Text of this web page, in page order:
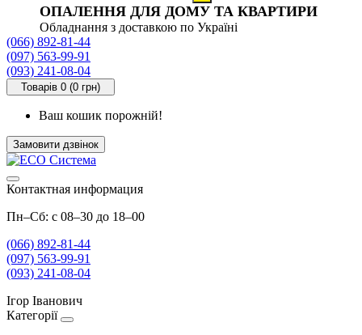
ОПАЛЕННЯ ДЛЯ ДОМУ ТА КВАРТИРИ
Обладнання з доставкою по Україні
(066) 892-81-44
(097) 563-99-91
(093) 241-08-04
Товарів 0 (0 грн)
Ваш кошик порожній!
Замовити дзвінок
Контактная информация
Пн–Сб: с 08–30 до 18–00
(066) 892-81-44
(097) 563-99-91
(093) 241-08-04
Ігор Іванович
Категорії